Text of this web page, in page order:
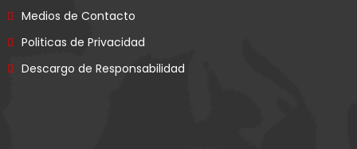
Medios de Contacto
Politicas de Privacidad
Descargo de Responsabilidad